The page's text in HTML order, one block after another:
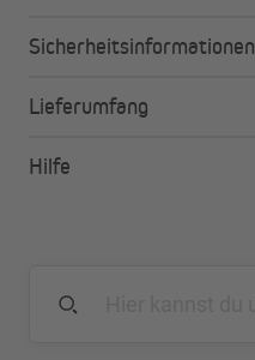
Sicherheitsinformationen
Lieferumfang
Hilfe